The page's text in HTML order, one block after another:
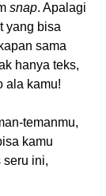
snap. Apalagi
yang bisa
sama
hanya teks,
ala kamu!
temanmu,
kamu